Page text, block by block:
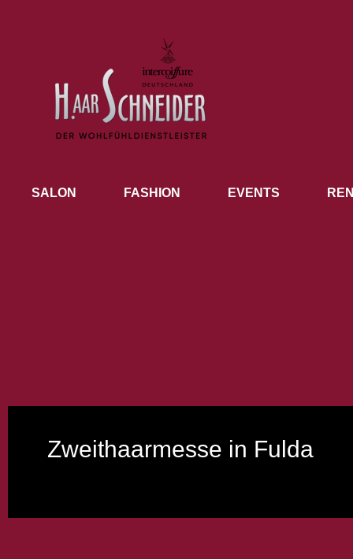
SALON FASHION EVENTS
Zweithaarmesse in Fulda